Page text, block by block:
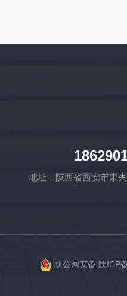
地址：陕西省西安市未
陕公网安备 陕ICP